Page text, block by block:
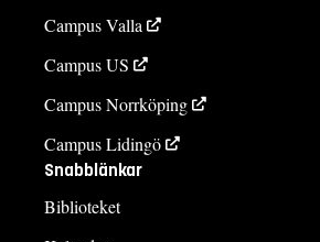
Campus Valla
Campus US
Campus Norrköping
Campus Lidingö
Snabblänkar
Biblioteket